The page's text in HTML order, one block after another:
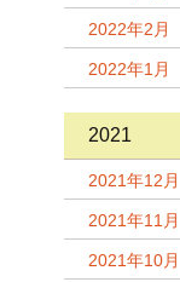
2022年2月
2022年1月
2021
2021年12月
2021年11月
2021年10月